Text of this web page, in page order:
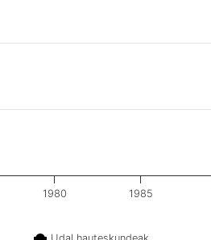
1980 1985